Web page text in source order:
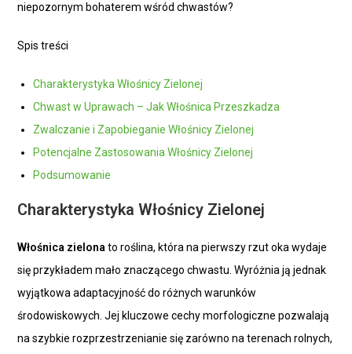
niepozornym bohaterem wśród chwastów?
Spis treści
Charakterystyka Włośnicy Zielonej
Chwast w Uprawach – Jak Włośnica Przeszkadza
Zwalczanie i Zapobieganie Włośnicy Zielonej
Potencjalne Zastosowania Włośnicy Zielonej
Podsumowanie
Charakterystyka Włośnicy Zielonej
Włośnica zielonato roślina, która na pierwszy rzut oka wydaje
się przykładem mało znaczącego chwastu. Wyróżnia ją jednak
wyjątkowa adaptacyjność do różnych warunków
środowiskowych. Jej kluczowe cechy morfologiczne pozwalają
na szybkie rozprzestrzenianie się zarówno na terenach rolnych,